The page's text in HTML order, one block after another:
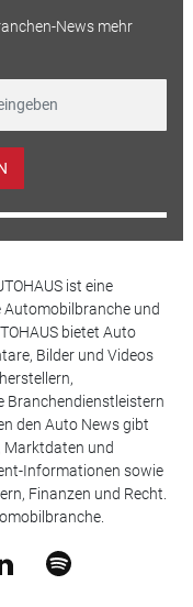
News mehr
ist eine
und
bietet Auto
Bilder und Videos
Branchendienstleistern
den Auto News gibt
Marktdaten und
Informationen sowie
Finanzen und Recht.